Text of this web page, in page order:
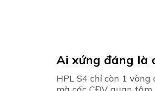
Ai xứng đáng là
HPL S4 chỉ còn 1